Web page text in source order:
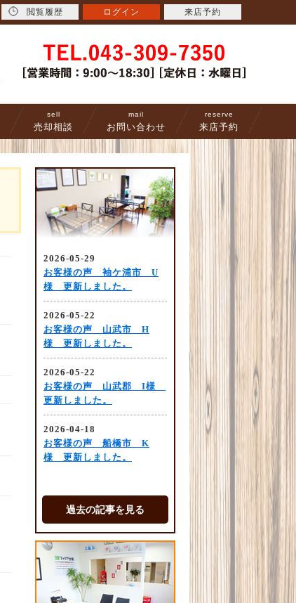
sell
売却相談
mail
お問い合わせ
reserve
来店予約
過去の記事を見る
閲覧履歴 ログイン 来店予約